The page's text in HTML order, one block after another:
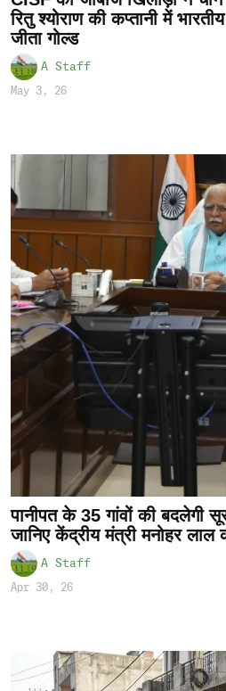
रितु श्योराण की कप्तानी में
जीता गोल्ड
A Staff
May 3, 26
पानीपत के 35 गांवों की बदलेगी
जानिए केंद्रीय मंत्री मनोहर
A Staff
Apr 30, 26